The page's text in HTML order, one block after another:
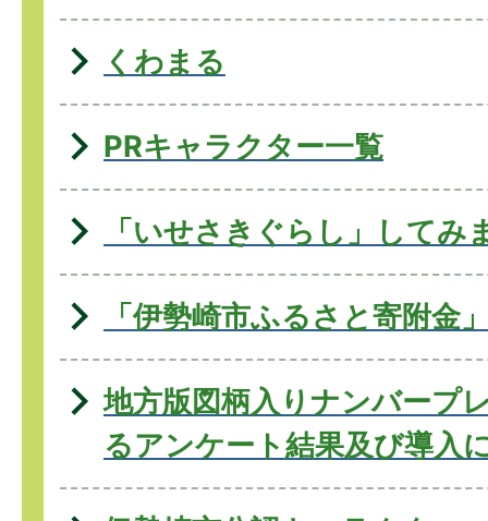
くわまる
PRキャラクター一覧
「いせさきぐらし」してみ
「伊勢崎市ふるさと寄附金
地方版図柄入りナンバープ
るアンケート結果及び導入